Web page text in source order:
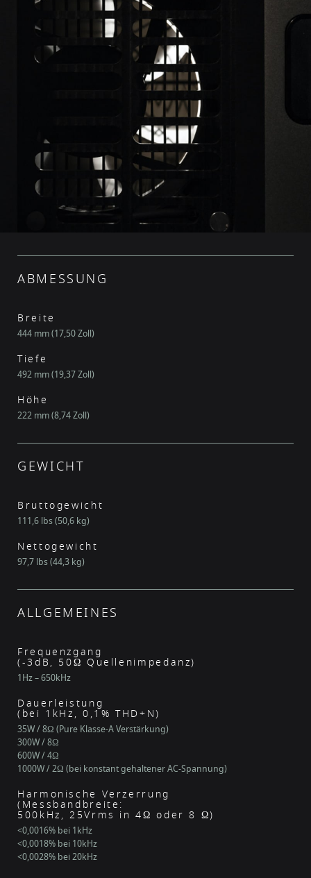
ABMESSUNG
Breite
444 mm (17,50 Zoll)
Tiefe
492 mm (19,37 Zoll)
Höhe
222 mm (8,74 Zoll)
GEWICHT
Bruttogewicht
111,6 lbs (50,6 kg)
Nettogewicht
97,7 lbs (44,3 kg)
ALLGEMEINES
Frequenzgang
(-3dB, 50Ω Quellenimpedanz)
1Hz – 650kHz
Dauerleistung
(bei 1kHz, 0,1% THD+N)
35W / 8Ω (Pure Klasse-A Verstärkung)
300W / 8Ω
600W / 4Ω
1000W / 2Ω (bei konstant gehaltener AC-Spannung)
Harmonische Verzerrung
(Messbandbreite:
500kHz, 25Vrms in 4Ω oder 8 Ω)
<0,0016% bei 1kHz
<0,0018% bei 10kHz
<0,0028% bei 20kHz